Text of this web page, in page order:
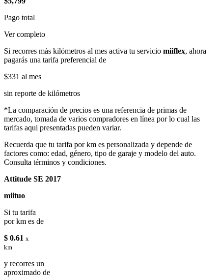
Pago total
Ver completo
Si recorres más kilómetros al mes activa tu servicio miiflex, ahora
pagarás una tarifa preferencial de
$331 al mes
sin reporte de kilómetros
*La comparación de precios es una referencia de primas de
mercado, tomada de varios compradores en línea por lo cual las
tarifas aqui presentadas pueden variar.
Recuerda que tu tarifa por km es personalizada y depende de
factores como: edad, género, tipo de garaje y modelo del auto.
Consulta términos y condiciones.
Attitude SE 2017
miituo
Si tu tarifa
por km es de
$ 0.61 x
km
y recorres un
aproximado de